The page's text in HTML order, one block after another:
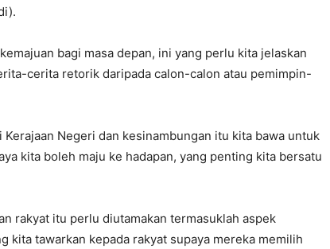
bagi masa depan, ini yang perlu kita jelaskan
cerita retorik daripada calon-calon atau pemimpin-
Negeri dan kesinambungan itu kita bawa untuk
kita boleh maju ke hadapan, yang penting kita bersatu
rakyat itu perlu diutamakan termasuklah aspek
kita tawarkan kepada rakyat supaya mereka memilih